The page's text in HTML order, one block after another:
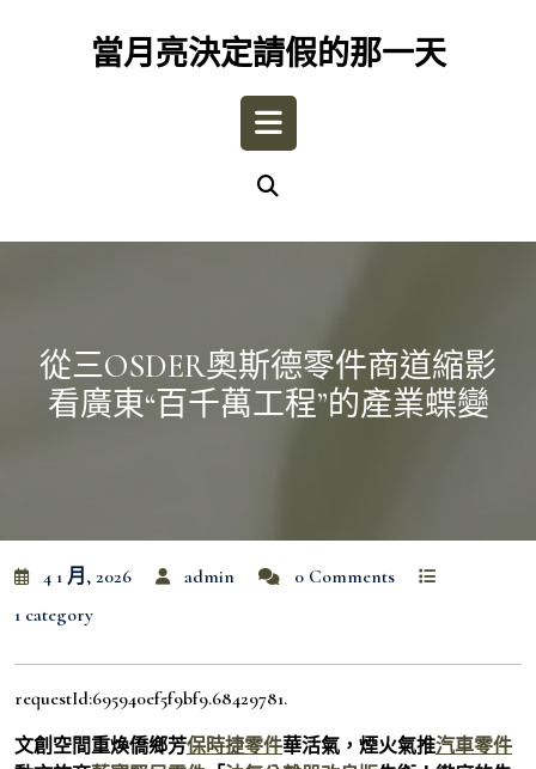
當月亮決定請假的那一天
Open
從三OSDER奧斯德零件商道縮影
看廣東“百千萬工程”的產業蝶變
4 1 月, 2026 admin
0 Comments
1 category
requestId:695940ef5f9bf9.68429781.
文創空間重煥僑鄉芳保時捷零件華活氣，煙火氣推汽車零件